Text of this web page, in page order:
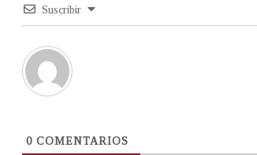
Suscribir
0 COMENTARIOS